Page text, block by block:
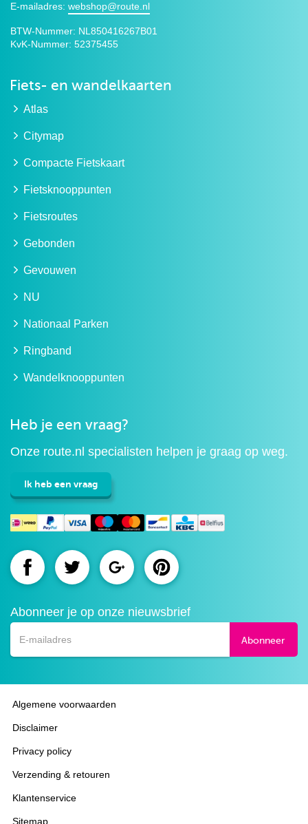
E-mailadres: webshop@route.nl
BTW-Nummer: NL850416267B01
KvK-Nummer: 52375455
Fiets- en wandelkaarten
Atlas
Citymap
Compacte Fietskaart
Fietsknooppunten
Fietsroutes
Gebonden
Gevouwen
NU
Nationaal Parken
Ringband
Wandelknooppunten
Heb je een vraag?
Onze route.nl specialisten helpen je graag op weg.
Ik heb een vraag
Route.nl
Facebook
Route.nlRoute.nlRoute.nl
Abonneer je op onze nieuwsbrief
Abonneer
Algemene voorwaarden
Disclaimer
Privacy policy
Verzending & retouren
Klantenservice
Sitemap